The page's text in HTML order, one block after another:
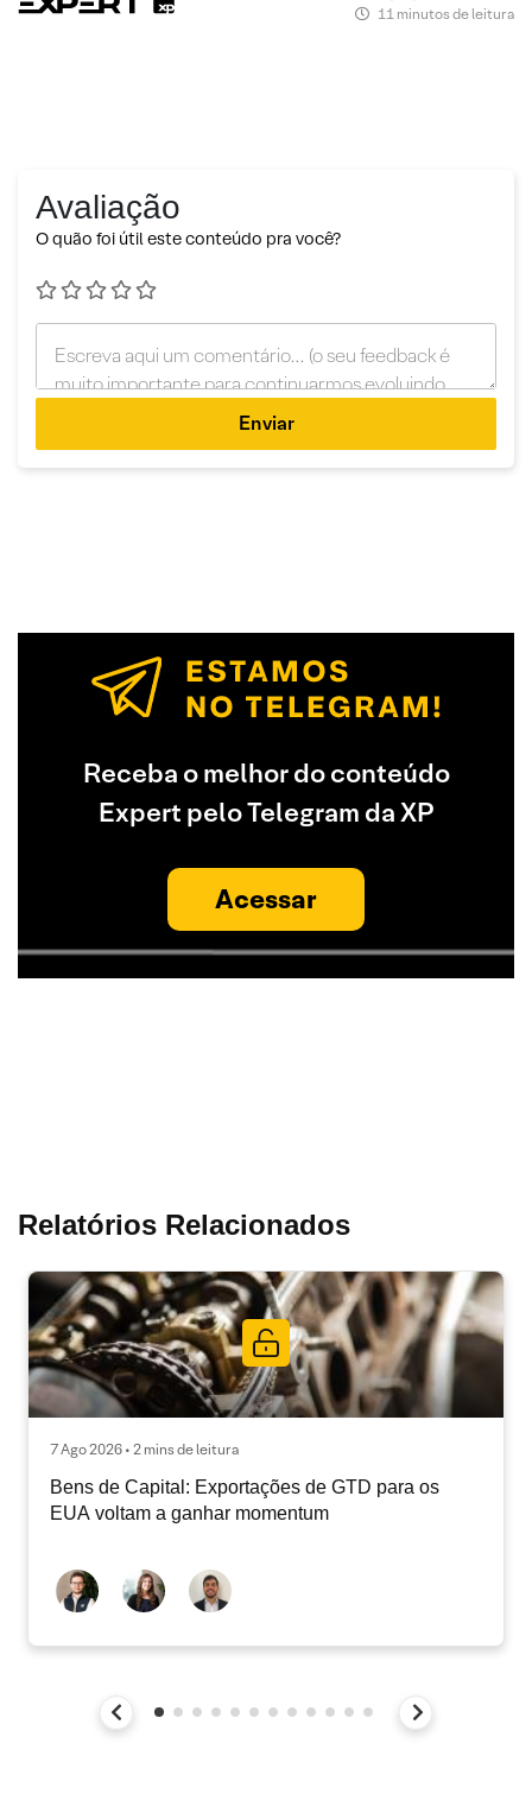
11 minutos de leitura
Avaliação
O quão foi útil este conteúdo pra você?
Enviar
Receba o melhor do conteúdo
Expert pelo Telegram da XP
Acessar
Relatórios Relacionados
7 Ago 2026 • 2 mins de leitura
Bens de Capital: Exportações de GTD para os
EUA voltam a ganhar momentum